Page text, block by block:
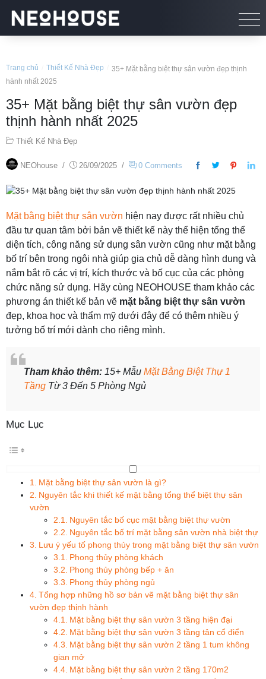
Trang chủ Thiết Kế Nhà Đẹp
35+ Mặt bằng biệt thự sân vườn đẹp thịnh
hành nhất 2025
35+ Mặt bằng biệt thự sân vườn đẹp
thịnh hành nhất 2025
Thiết Kế Nhà Đẹp
NEOhouse / 26/09/2025 / 0 Comments
Mặt bằng biệt thự sân vườn hiện nay được rất nhiều chủ
đầu tư quan tâm bởi bản vẽ thiết kế này thể hiện tổng thể
diện tích, công năng sử dụng sân vườn cũng như mặt bằng
bố trí bên trong ngôi nhà giúp gia chủ dễ dàng hình dung và
nắm bắt rõ các vị trí, kích thước và bố cục của các phòng
chức năng sử dụng. Hãy cùng NEOHOUSE tham khảo các
phương án thiết kế bản vẽ mặt bằng biệt thự sân vườn
đẹp, khoa học và thẩm mỹ dưới đây để có thêm nhiều ý
tưởng bố trí mới dành cho riêng mình.
Tham khảo thêm: 15+ Mẫu Mặt Bằng Biệt Thự 1
Tầng Từ 3 Đến 5 Phòng Ngủ
Mục Lục
Mặt bằng biệt thự sân vườn là gì?
Nguyên tắc khi thiết kế mặt bằng tổng thể biệt thự sân
vườn
Nguyên tắc bố cục mặt bằng biệt thự vườn
Nguyên tắc bố trí mặt bằng sân vườn nhà biệt thự
Lưu ý yếu tố phong thủy trong mặt bằng biệt thự sân vườn
Phong thủy phòng khách
Phong thủy phòng bếp + ăn
Phong thủy phòng ngủ
Tổng hợp những hồ sơ bản vẽ mặt bằng biệt thự sân
vườn đẹp thịnh hành
Mặt bằng biệt thự sân vườn 3 tầng hiện đại
Mặt bằng biệt thự sân vườn 3 tầng tân cổ điển
Mặt bằng biệt thự sân vườn 2 tầng 1 tum không
gian mở
Mặt bằng biệt thự sân vườn 2 tầng 170m2